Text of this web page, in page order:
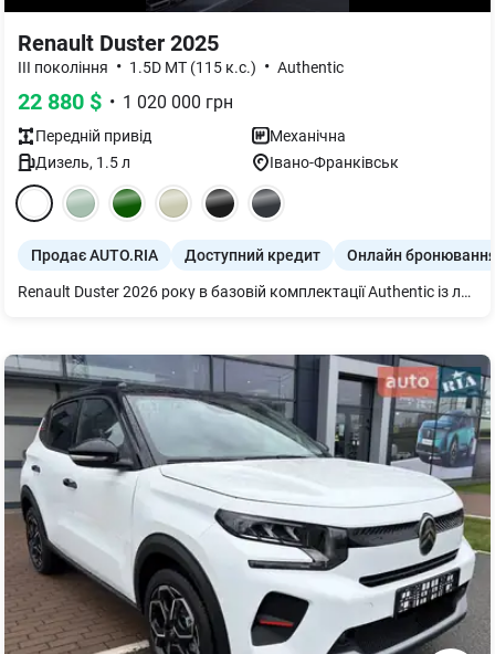
Renault Duster 2025
III покоління • 1.5D MT (115 к.с.) • Authentic
22 880 $ • 1 020 000 грн
Передній привід
Механічна
Дизель, 1.5л Івано-Франківськ
Продає AUTO.RIA Доступний кредит Онлайн
Renault Duster 2026 року в базовій комплектації Authentic із легендарним 1,5-літровим дизелем dCi (115 к.с.) та 6-ступеневою механікою — це вибір професіонала, для якого автомобіль є передусім інструментом для заробітку або надійним помічником у складних умовах. Головна цінність цієї моделі полягає у найнижчій вартості володіння та феноменальній паливній економічності (від 4,7 л/100 км): ви отримуєте повністю нове третє покоління на платформі CMF-B з осучасненим дизайном, але зберігаєте «неубивану» дизельну техніку, що перевірена мільйонами кілометрів. Попри статус базової версії, Authentic пропонує чесний кліренс у 209 мм, великий багажник на 542 літри та повний набір систем безпеки (6 подушок, LED-світло, асистент старту на підйомі), що в поєднанні з ціною близько 1 038 000 грн робить його безальтернативним лідером для тих, хто шукає новий, витривалий і максимально ліквідний кросовер. Це автомобіль, який не вимагає зайвої уваги, легко долає розбиті дороги та зберігає високу залишкову вартість, роблячи кожен кілометр шляху максимально дешевим.